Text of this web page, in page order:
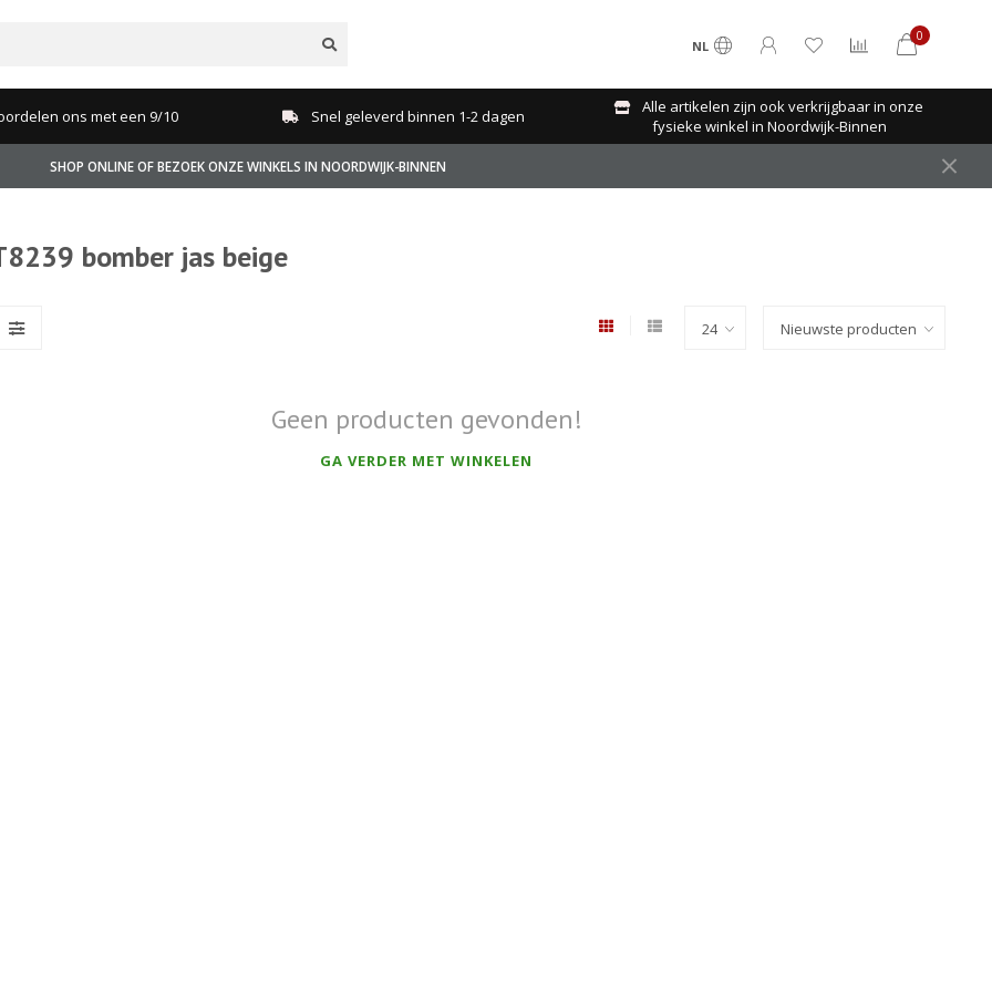
NL
0
ons met een 9/10 Snel geleverd binnen 1-2 dagen
Alle artikelen zijn ook verkrijgbaar in onze
fysieke winkel in Noordwijk-Binnen
SHOP ONLINE OF BEZOEK ONZE WINKELS IN NOORDWIJK-BINNEN
bomber jas beige
Geen producten gevonden!
GA VERDER MET WINKELEN